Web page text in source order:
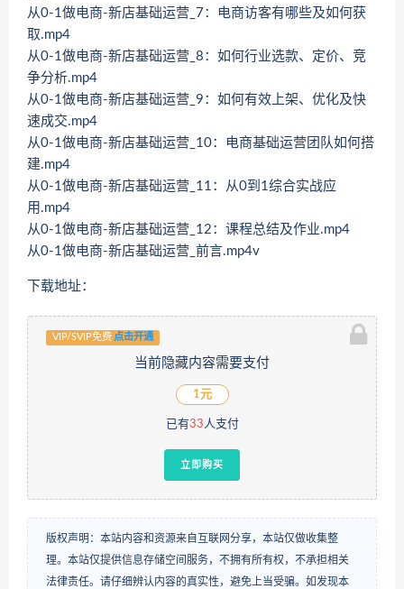
从0-1做电商-新店基础运营_7：电商访客有哪些及如何获
取.mp4
从0-1做电商-新店基础运营_8：如何行业选款、定价、竞
争分析.mp4
从0-1做电商-新店基础运营_9：如何有效上架、优化及快
速成交.mp4
从0-1做电商-新店基础运营_10：电商基础运营团队如何搭
建.mp4
从0-1做电商-新店基础运营_11：从0到1综合实战应
用.mp4
从0-1做电商-新店基础运营_12：课程总结及作业.mp4
从0-1做电商-新店基础运营_前言.mp4v
下载地址：
VIP/SVIP免费 点击开通
当前隐藏内容需要支付
1元
已有33人支付
立即购买
版权声明：本站内容和资源来自互联网分享，本站仅做收集整
理。本站仅提供信息存储空间服务，不拥有所有权，不承担相关
法律责任。请仔细辨认内容的真实性，避免上当受骗。如发现本